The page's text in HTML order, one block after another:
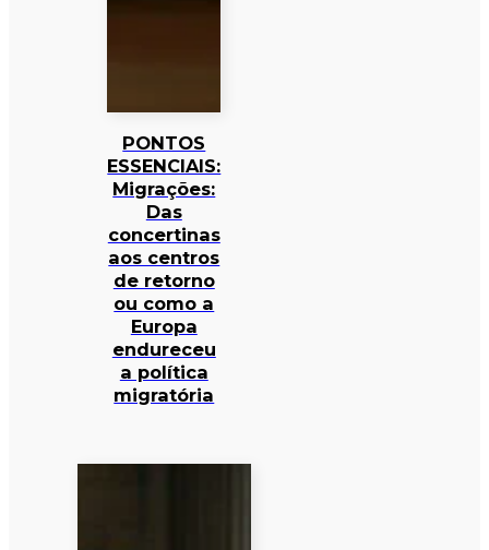
PONTOS
ESSENCIAIS:
Migrações:
Das
concertinas
aos centros
de retorno
ou como a
Europa
endureceu
a política
migratória